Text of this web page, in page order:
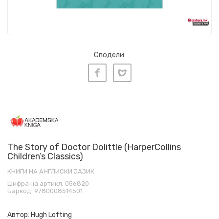
Сподели:
The Story of Doctor Dolittle (HarperCollins
Children’s Classics)
КНИГИ НА АНГЛИСКИ ЈАЗИК
Шифра на артикл: 056820
Баркод: 9780008514501
Автор: Hugh Lofting